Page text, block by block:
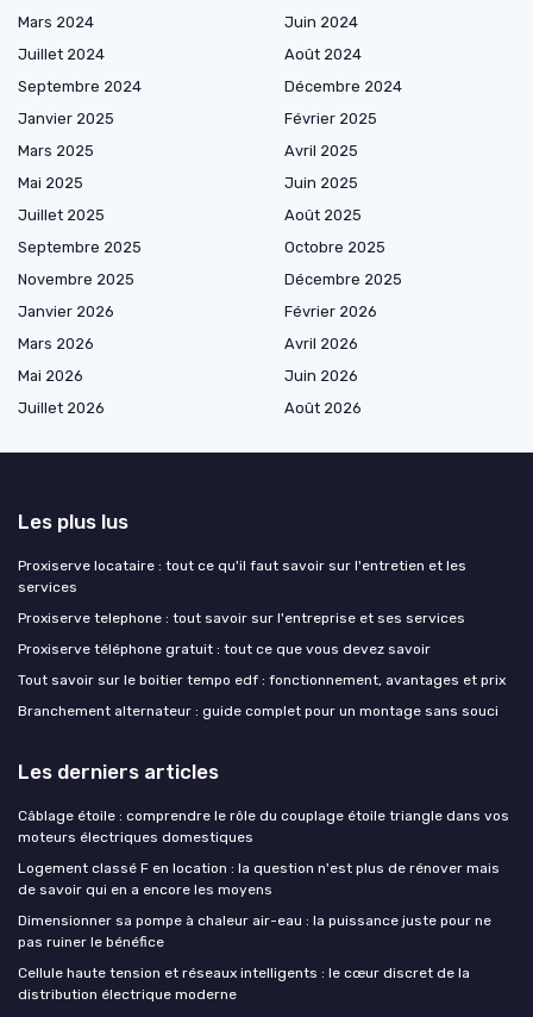
Mars 2024
Juin 2024
Juillet 2024
Août 2024
Septembre 2024
Décembre 2024
Janvier 2025
Février 2025
Mars 2025
Avril 2025
Mai 2025
Juin 2025
Juillet 2025
Août 2025
Septembre 2025
Octobre 2025
Novembre 2025
Décembre 2025
Janvier 2026
Février 2026
Mars 2026
Avril 2026
Mai 2026
Juin 2026
Juillet 2026
Août 2026
Les plus lus
Proxiserve locataire : tout ce qu'il faut savoir sur l'entretien et les
services
Proxiserve telephone : tout savoir sur l'entreprise et ses services
Proxiserve téléphone gratuit : tout ce que vous devez savoir
Tout savoir sur le boitier tempo edf : fonctionnement, avantages et prix
Branchement alternateur : guide complet pour un montage sans souci
Les derniers articles
Câblage étoile : comprendre le rôle du couplage étoile triangle dans vos
moteurs électriques domestiques
Logement classé F en location : la question n'est plus de rénover mais
de savoir qui en a encore les moyens
Dimensionner sa pompe à chaleur air-eau : la puissance juste pour ne
pas ruiner le bénéfice
Cellule haute tension et réseaux intelligents : le cœur discret de la
distribution électrique moderne